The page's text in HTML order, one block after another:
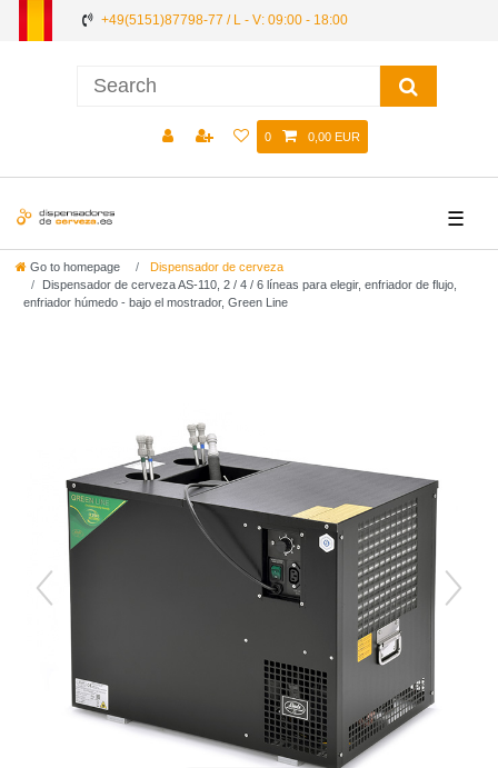
+49(5151)87798-77 / L - V: 09:00 - 18:00
0 0,00 EUR
☰
Go to homepage
Dispensador de cerveza
Dispensador de cerveza AS-110, 2 / 4 / 6 líneas para elegir, enfriador de flujo,
enfriador húmedo - bajo el mostrador, Green Line